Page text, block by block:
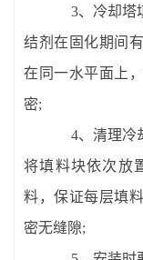
3、冷却塔填
结剂在固化期间
在同一水平面上
密;
4、清理冷却
将填料块依次放
料，保证每层填
密无缝隙;